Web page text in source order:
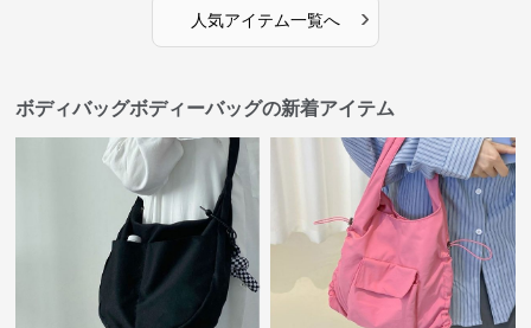
人気アイテム一覧へ ›
ボディバッグボディーバッグの新着アイテム